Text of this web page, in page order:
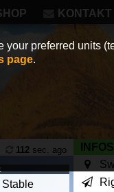
KONTAKT
112 sec. ago
Stable
INFOS
preferred units
page.